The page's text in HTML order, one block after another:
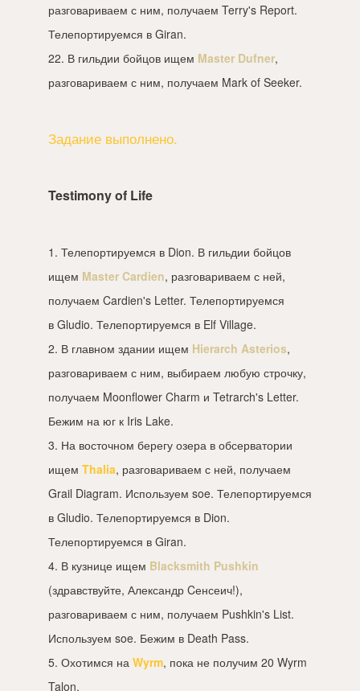
разговариваем с ним, получаем Terry's Report.
Телепортируемся в Giran.
22. В гильдии бойцов ищем Master Dufner,
разговариваем с ним, получаем Mark of Seeker.
Задание выполнено.
Testimony of Life
1. Телепортируемся в Dion. В гильдии бойцов
ищем Master Cardien, разговариваем с ней,
получаем Cardien's Letter. Телепортируемся
в Gludio. Телепортируемся в Elf Village.
2. В главном здании ищем Hierarch Asterios,
разговариваем с ним, выбираем любую строчку,
получаем Moonflower Charm и Tetrarch's Letter.
Бежим на юг к Iris Lake.
3. На восточном берегу озера в обсерватории
ищем Thalia, разговариваем с ней, получаем
Grail Diagram. Используем soe. Телепортируемся
в Gludio. Телепортируемся в Dion.
Телепортируемся в Giran.
4. В кузнице ищем Blacksmith Pushkin
(здравствуйте, Александр Cенсеич!),
разговариваем с ним, получаем Pushkin's List.
Используем soe. Бежим в Death Pass.
5. Охотимся на Wyrm, пока не получим 20 Wyrm
Talon.